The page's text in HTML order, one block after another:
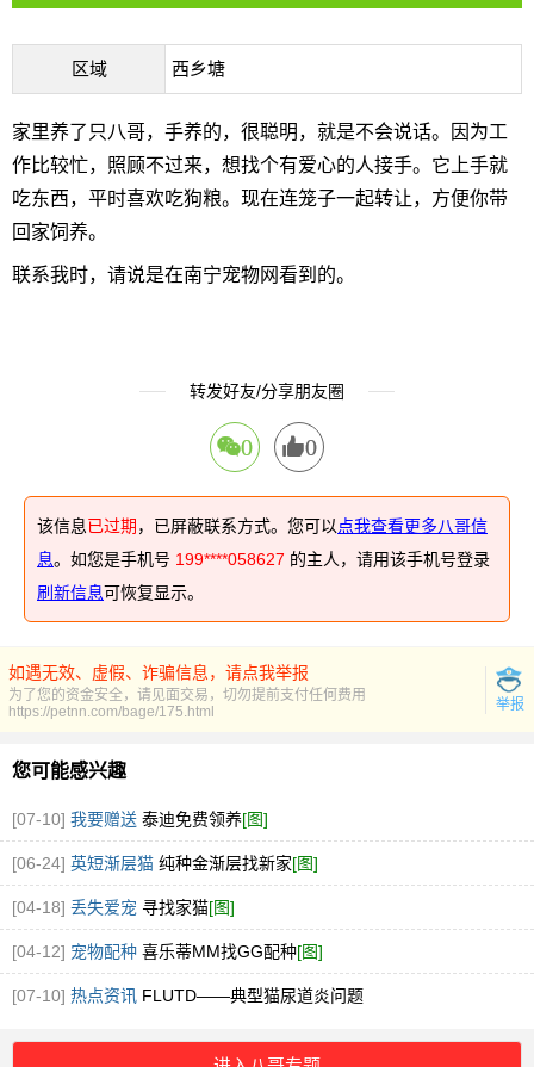
区域 西乡塘
家里养了只八哥，手养的，很聪明，就是不会说话。因为工
作比较忙，照顾不过来，想找个有爱心的人接手。它上手就
吃东西，平时喜欢吃狗粮。现在连笼子一起转让，方便你带
回家饲养。
联系我时，请说是在南宁宠物网看到的。
转发好友/分享朋友圈
0 0
该信息已过期 ，已屏蔽联系方式。您可以 点我查看更多八哥信
息。如您是手机号 199****058627 的主人，请用该手机号登录
刷新信息可恢复显示。
如遇无效、虚假、诈骗信息，请点我举报
为了您的资金安全，请见面交易，切勿提前支付任何费用
举报
https://petnn.com/bage/175.html
您可能感兴趣
[07-10] 我要赠送 泰迪免费领养[图]
[06-24] 英短渐层猫 纯种金渐层找新家[图]
[04-18] 丢失爱宠 寻找家猫[图]
[04-12] 宠物配种 喜乐蒂MM找GG配种[图]
[07-10] 热点资讯 FLUTD——典型猫尿道炎问题